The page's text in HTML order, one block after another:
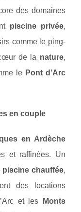
des domaines
piscine privée,
comme le ping-
de la nature,
le Pont d’Arc
en couple
en Ardèche
et raffinées. Un
piscine chauffée,
des locations
et les
Monts